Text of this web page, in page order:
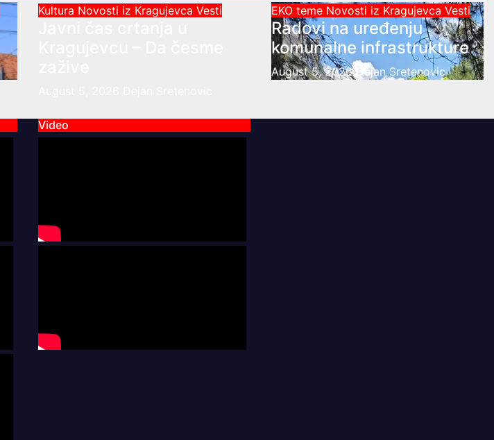
Kultura Novosti iz Kragujevca Vesti EKO teme Novosti iz Kragujevca Vesti
Radovi na uređenju
komunalne infrastrukture
August 5, 2026Dejan Sretenovic
Video